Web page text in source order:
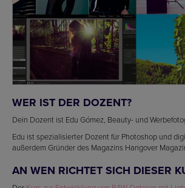
WER IST DER DOZENT?
Dein Dozent ist Edu Gómez, Beauty- und
Edu ist spezialisierter Dozent für Photoshop und
außerdem Gründer des Magazins Hangover
AN WEN RICHTET SICH DIESER